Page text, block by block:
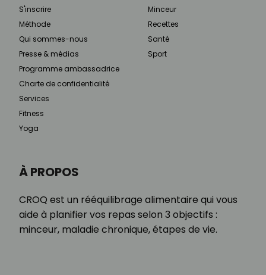
À PROPOS
CROQ est un rééquilibrage alimentaire qui vous
aide à planifier vos repas selon 3 objectifs :
minceur, maladie chronique, étapes de vie.
S'inscrire
Méthode
Qui sommes-nous
Presse & médias
Programme ambassadrice
Charte de confidentialité
Services
Fitness
Yoga
Minceur
Recettes
Santé
Sport